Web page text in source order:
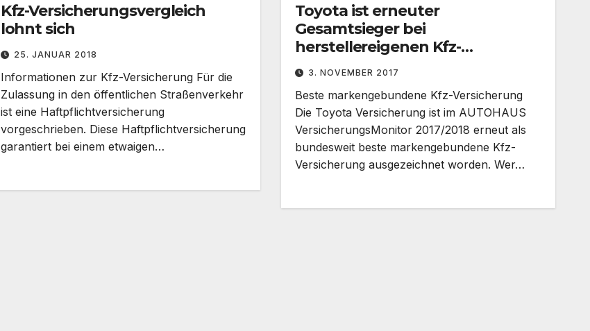
Kfz-Versicherungsvergleich
lohnt sich
25. JANUAR 2018
Informationen zur Kfz-Versicherung Für die
Zulassung in den öffentlichen Straßenverkehr
ist eine Haftpflichtversicherung
vorgeschrieben. Diese Haftpflichtversicherung
garantiert bei einem etwaigen…
Toyota ist erneuter
Gesamtsieger bei
herstellereigenen Kfz-
Versicherungen
3. NOVEMBER 2017
Beste markengebundene Kfz-Versicherung
Die Toyota Versicherung ist im AUTOHAUS
VersicherungsMonitor 2017/2018 erneut als
bundesweit beste markengebundene Kfz-
Versicherung ausgezeichnet worden. Wer…